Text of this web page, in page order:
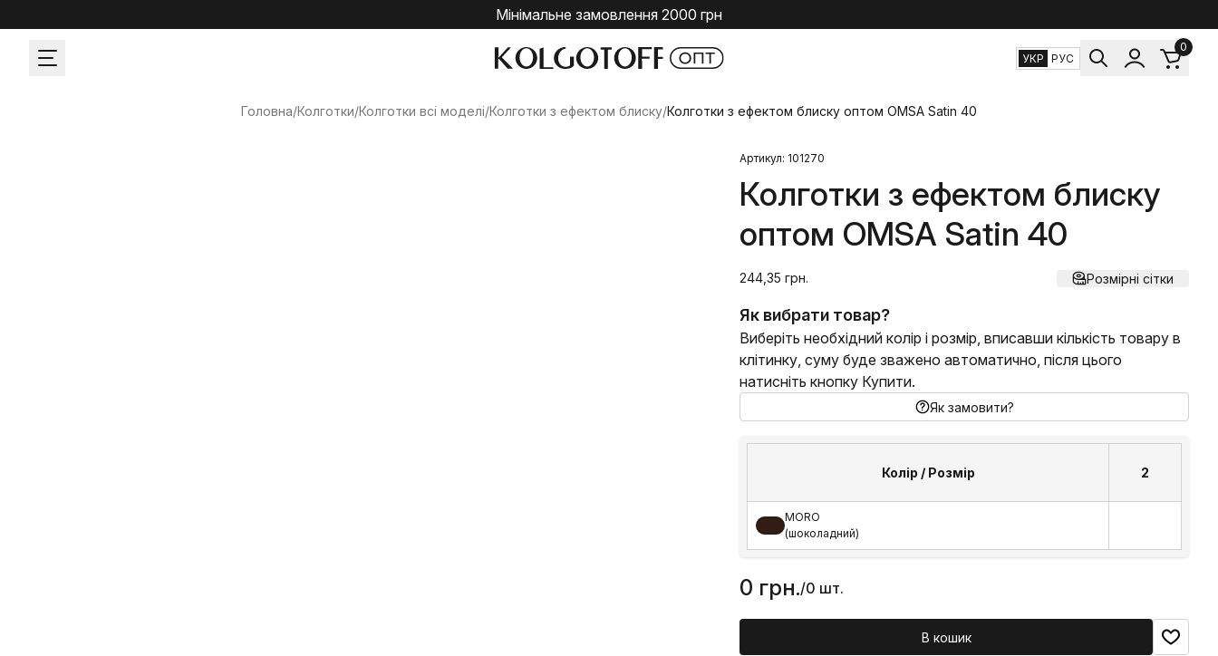
Мінімальне замовлення 2000 грн
УКР РУС
0
Головна/Колготки/Колготки всі моделі/Колготки з ефектом блиску/Колготки з ефектом блиску оптом OMSA Satin 40
Артикул: 101270
Колготки з ефектом блиску
оптом OMSA Satin 40
244,35 грн. Розмірні сітки
Як вибрати товар?
Виберіть необхідний колір і розмір, вписавши кількість товару в
клітинку, суму буде зважено автоматично, після цього
натисніть кнопку Купити.
Як замовити?
Колір / Розмір 2
MORO
(шоколадний)
0 грн./0 шт.
В кошик